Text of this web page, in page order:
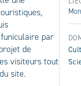
par
de
visiteurs tout
site.